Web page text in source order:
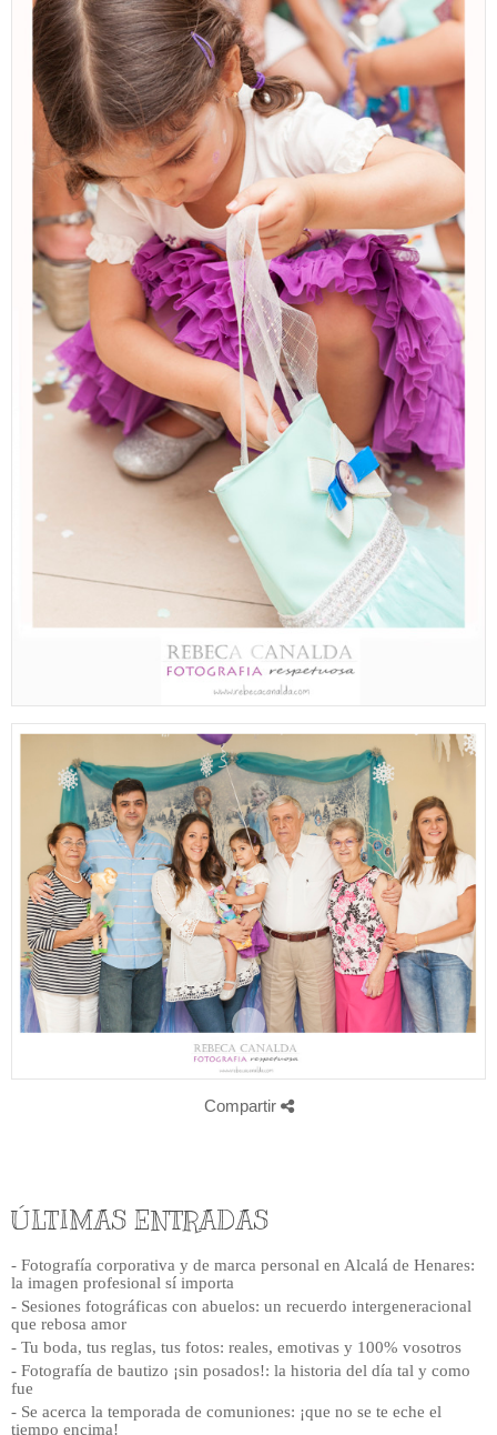
Compartir
ÚLTIMAS ENTRADAS
- Fotografía corporativa y de marca personal en Alcalá de Henares:
la imagen profesional sí importa
- Sesiones fotográficas con abuelos: un recuerdo intergeneracional
que rebosa amor
- Tu boda, tus reglas, tus fotos: reales, emotivas y 100% vosotros
- Fotografía de bautizo ¡sin posados!: la historia del día tal y como
fue
- Se acerca la temporada de comuniones: ¡que no se te eche el
tiempo encima!